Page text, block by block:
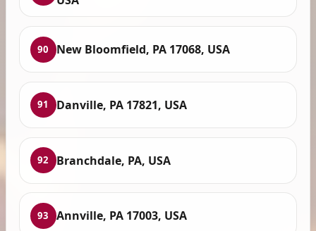
90 New Bloomfield, PA 17068, USA
91 Danville, PA 17821, USA
92 Branchdale, PA, USA
93 Annville, PA 17003, USA